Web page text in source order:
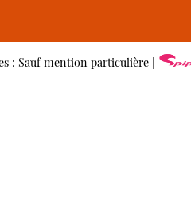
: Sauf mention particulière |